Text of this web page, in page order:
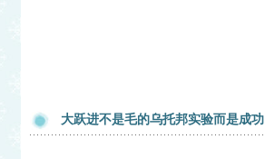
大跃进不是毛的乌托邦实验而是成功